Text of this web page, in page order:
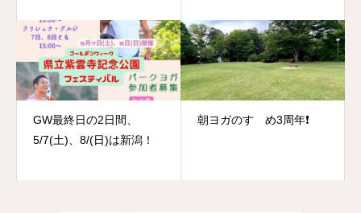
GW最終日の2日間、
5/7(土)、8/(日)は新潟！
朝ヨガのすゝめ3周年❗️